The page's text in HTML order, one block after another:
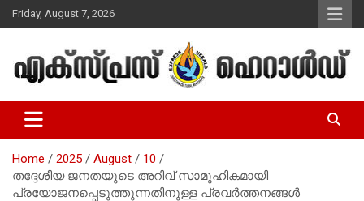
Skip
to
Friday, August 7, 2026
Express Herald – Malayalam
Christian News
Home 2025 August
10
തദ്ദേശീയ ജനതയുടെ അറിവ് സാമൂഹികമായി
പ്രയോജനപ്പെടുത്തുന്നതിനുള്ള പ്രവർത്തനങ്ങൾ